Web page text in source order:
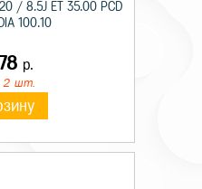
/ 8.5J ET 35.00 PCD
100.10
р.
2 шт.